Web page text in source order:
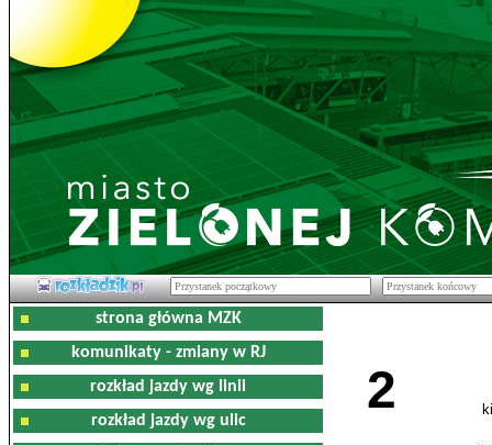
strona główna MZK
komunikaty - zmiany w RJ
rozkład jazdy wg linii
rozkład jazdy wg ulic
2